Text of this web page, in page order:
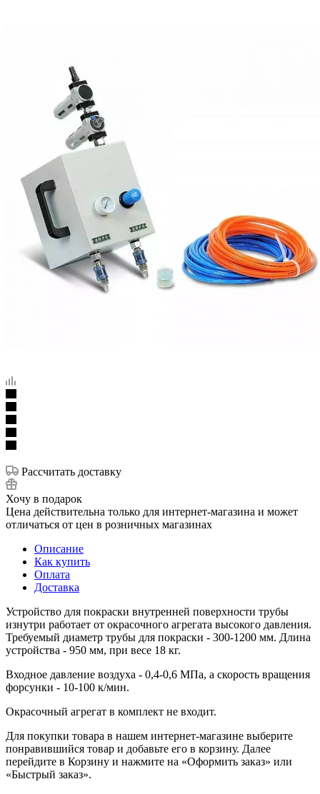
Рассчитать доставку
Хочу в подарок
Цена действительна только для интернет-магазина и может
отличаться от цен в розничных магазинах
Описание
Как купить
Оплата
Доставка
Устройство для покраски внутренней поверхности трубы
изнутри работает от окрасочного агрегата высокого давления.
Требуемый диаметр трубы для покраски - 300-1200 мм. Длина
устройства - 950 мм, при весе 18 кг.
Входное давление воздуха - 0,4-0,6 МПа, а скорость вращения
форсунки - 10-100 к/мин.
Окрасочный агрегат в комплект не входит.
Для покупки товара в нашем интернет-магазине выберите
понравившийся товар и добавьте его в корзину. Далее
перейдите в Корзину и нажмите на «Оформить заказ» или
«Быстрый заказ».